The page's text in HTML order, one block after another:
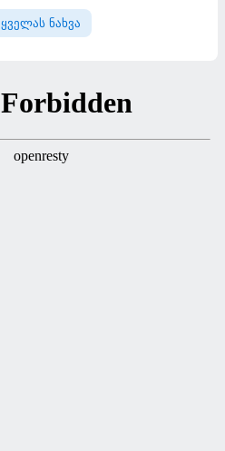
ყველას ნახვა